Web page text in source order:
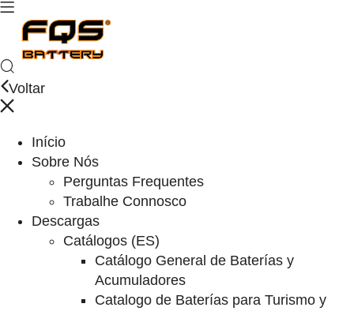
Voltar
Início
Sobre Nós
Perguntas Frequentes
Trabalhe Connosco
Descargas
Catálogos (ES)
Catálogo General de Baterías y
Acumuladores
Catalogo de Baterías para Turismo y